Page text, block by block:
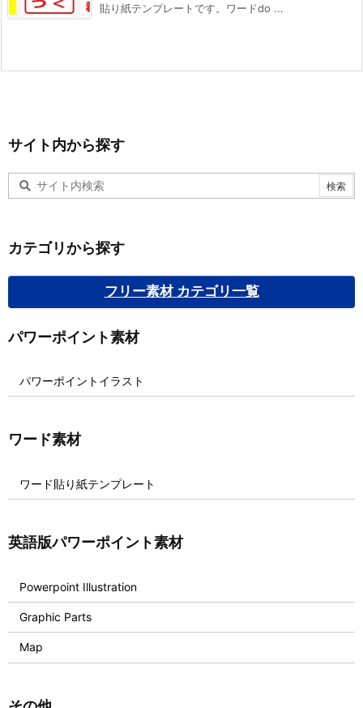
貼り紙テンプレートです。ワードdo ...
サイト内から探す
カテゴリから探す
フリー素材 カテゴリ一覧
パワーポイント素材
パワーポイントイラスト
ワード素材
ワード貼り紙テンプレート
英語版パワーポイント素材
Powerpoint Illustration
Graphic Parts
Map